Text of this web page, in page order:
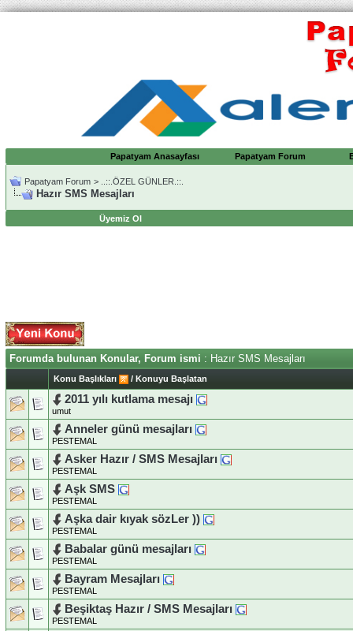
Papatyam Anasayfası Papatyam Forum
Papatyam Forum > ..::.ÖZEL GÜNLER.::.
Hazır SMS Mesajları
Üyemiz Ol
Forumda bulunan Konular, Forum ismi : Hazır SMS Mesajları
Konu Başlıkları / Konuyu Başlatan
2011 yılı kutlama mesajı
umut
Anneler günü mesajları
PESTEMAL
Asker Hazır / SMS Mesajları
PESTEMAL
Aşk SMS
PESTEMAL
Aşka dair kıyak sözLer ))
PESTEMAL
Babalar günü mesajları
PESTEMAL
Bayram Mesajları
PESTEMAL
Beşiktaş Hazır / SMS Mesajları
PESTEMAL